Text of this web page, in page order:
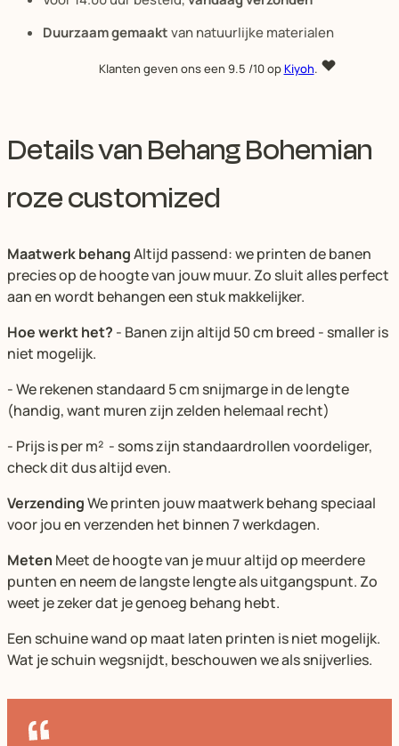
Duurzaam gemaaktvan natuurlijke materialen
Klanten geven ons een 9.5 /10 opKiyoh.
Details van Behang Bohemian
roze customized
Maatwerk behangAltijd passend: we printen de banen
precies op de hoogte van jouw muur. Zo sluit alles perfect
aan en wordt behangen een stuk makkelijker.
Hoe werkt het? - Banen zijn altijd 50 cm breed - smaller is
niet mogelijk.
- We rekenen standaard 5 cm snijmarge in de lengte
(handig, want muren zijn zelden helemaal recht)
- Prijs is per m² - soms zijn standaardrollen voordeliger,
check dit dus altijd even.
VerzendingWe printen jouw maatwerk behang speciaal
voor jou en verzenden het binnen 7 werkdagen.
Meten Meet de hoogte van je muur altijd op meerdere
punten en neem de langste lengte als uitgangspunt. Zo
weet je zeker dat je genoeg behang hebt.
Een schuine wand op maat laten printen is niet mogelijk.
Wat je schuin wegsnijdt, beschouwen we als snijverlies.